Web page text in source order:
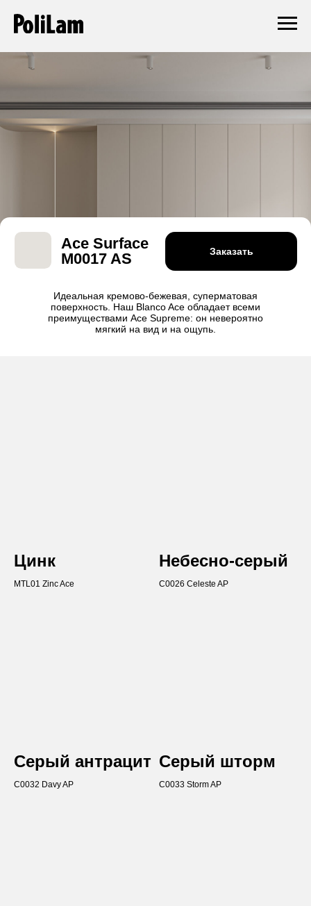
поверхность. Наш Blanco Ace обладает всеми
Цинк
MTL01 Zinc Ace
Небесно-серый
C0026 Celeste AP
Серый антрацит
C0032 Davy AP
Серый шторм
C0033 Storm AP